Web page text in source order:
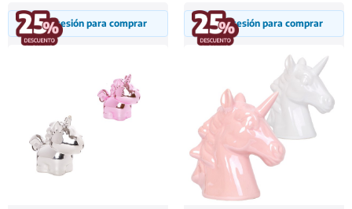
Inicia sesión para comprar Inicia sesión para comprar